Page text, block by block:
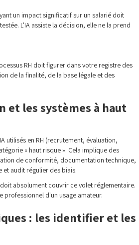
un impact significatif sur un salarié doit
L'IA assiste la décision, elle ne la prend
RH doit figurer dans votre registre des
de la finalité, de la base légale et des
et les systèmes à haut
utilisés en RH (recrutement, évaluation,
« haut risque ». Cela implique des
de conformité, documentation technique,
et audit régulier des biais.
absolument couvrir ce volet réglementaire.
professionnel d'un usage amateur.
: les identifier et les